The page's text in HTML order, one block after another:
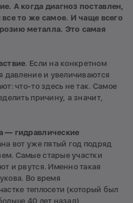
А когда диагноз поставлен,
то же самое. И чаще всего
металла. Это самая
. Если на конкретном
давление и увеличиваются
что-то здесь не так. Самое
причину, а значит,
— гидравлические
вот уже пятый год подряд
Самые старые участки
и рвутся. Именно такая
Во время
теплосети (который был
40 лет назад)